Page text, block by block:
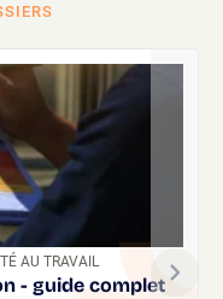
AU TRAVAIL
- guide complet